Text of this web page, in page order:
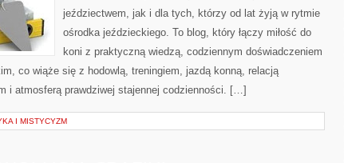
jeździectwem, jak i dla tych, którzy od lat żyją w rytmie
ośrodka jeździeckiego. To blog, który łączy miłość do
koni z praktyczną wiedzą, codziennym doświadczeniem
co wiąże się z hodowlą, treningiem, jazdą konną, relacją
i atmosferą prawdziwej stajennej codzienności. […]
I MISTYCYZM